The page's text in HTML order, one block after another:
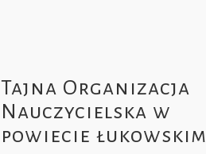
Tajna Organizacja
Nauczycielska w
powiecie łukowskim